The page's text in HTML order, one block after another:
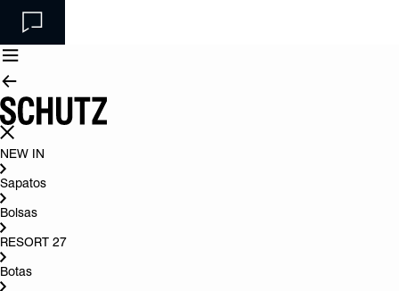
NEW IN
Sapatos
Bolsas
RESORT 27
Botas